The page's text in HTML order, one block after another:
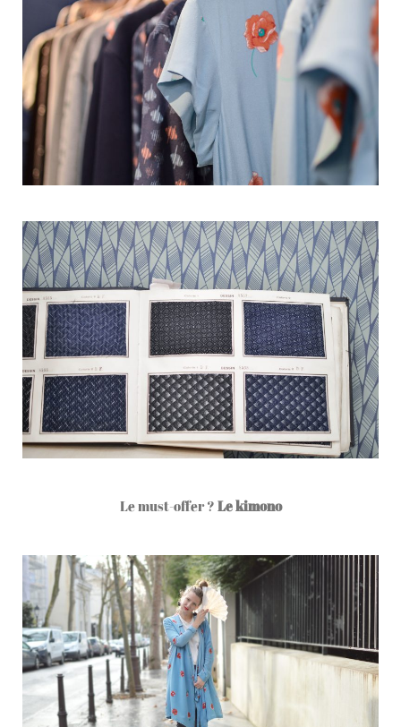
Le must-offer ? Le kimono